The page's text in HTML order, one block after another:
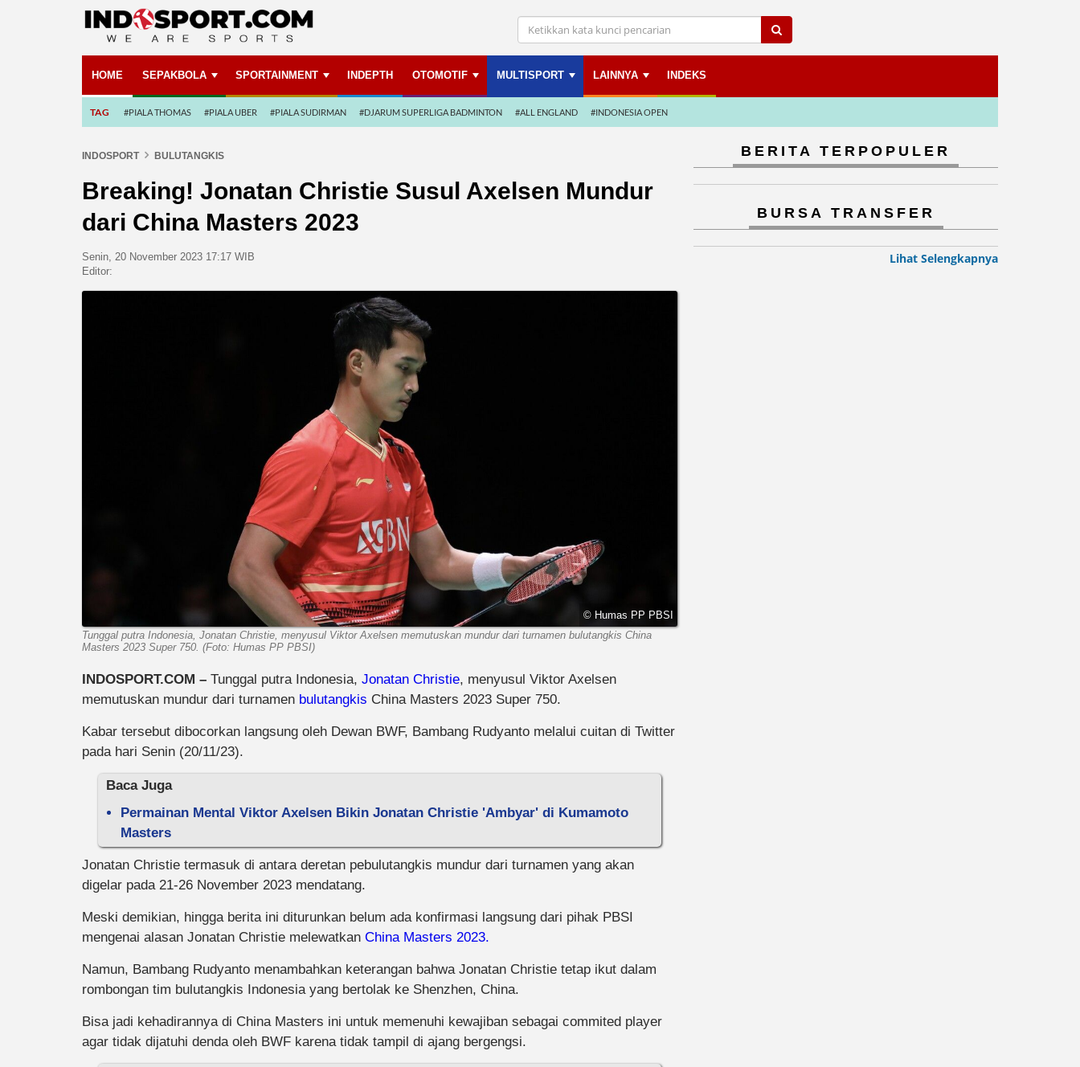
HOME SEPAKBOLA SPORTAINMENT INDEPTH OTOMOTIF MULTISPORT LAINNYA INDEKS
TAG #PIALA THOMAS #PIALA UBER #PIALA SUDIRMAN #DJARUM SUPERLIGA BADMINTON #ALL ENGLAND #INDONESIA OPEN
INDOSPORT BULUTANGKIS
Breaking! Jonatan Christie Susul Axelsen Mundur
dari China Masters 2023
Senin, 20 November 2023 17:17 WIB
Editor:
© Humas PP PBSI
Tunggal putra Indonesia, Jonatan Christie, menyusul Viktor Axelsen memutuskan mundur dari turnamen bulutangkis China
Masters 2023 Super 750. (Foto: Humas PP PBSI)
INDOSPORT.COM – Tunggal putra Indonesia, Jonatan Christie, menyusul Viktor Axelsen
memutuskan mundur dari turnamen bulutangkis China Masters 2023 Super 750.
Kabar tersebut dibocorkan langsung oleh Dewan BWF, Bambang Rudyanto melalui cuitan di Twitter
pada hari Senin (20/11/23).
Baca Juga
Permainan Mental Viktor Axelsen Bikin Jonatan Christie 'Ambyar' di Kumamoto
Masters
Jonatan Christie termasuk di antara deretan pebulutangkis mundur dari turnamen yang akan
digelar pada 21-26 November 2023 mendatang.
Meski demikian, hingga berita ini diturunkan belum ada konfirmasi langsung dari pihak PBSI
mengenai alasan Jonatan Christie melewatkan China Masters 2023.
Namun, Bambang Rudyanto menambahkan keterangan bahwa Jonatan Christie tetap ikut dalam
rombongan tim bulutangkis Indonesia yang bertolak ke Shenzhen, China.
Bisa jadi kehadirannya di China Masters ini untuk memenuhi kewajiban sebagai commited player
agar tidak dijatuhi denda oleh BWF karena tidak tampil di ajang bergengsi.
BERITA TERPOPULER
BURSA TRANSFER
Lihat Selengkapnya